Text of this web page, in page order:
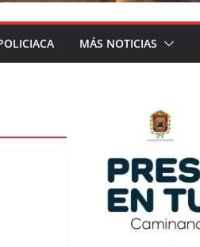
MÁS NOTICIAS